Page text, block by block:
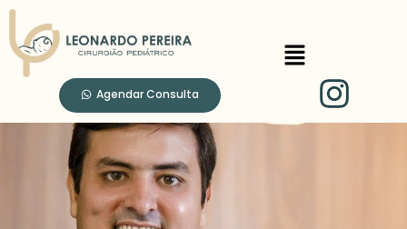
Agendar Consulta